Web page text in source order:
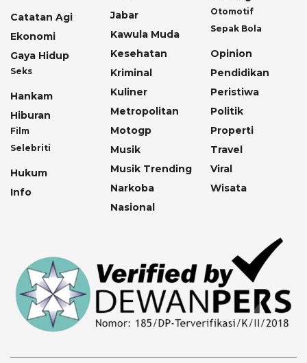
Catatan Agi
Ekonomi
Gaya Hidup
Seks
Hankam
Hiburan
Film
Selebriti
Hukum
Info
Jabar
Kawula Muda
Kesehatan
Kriminal
Kuliner
Metropolitan
Motogp
Musik
Musik Trending
Narkoba
Nasional
Otomotif
Sepak Bola
Opinion
Pendidikan
Peristiwa
Politik
Properti
Travel
Viral
Wisata